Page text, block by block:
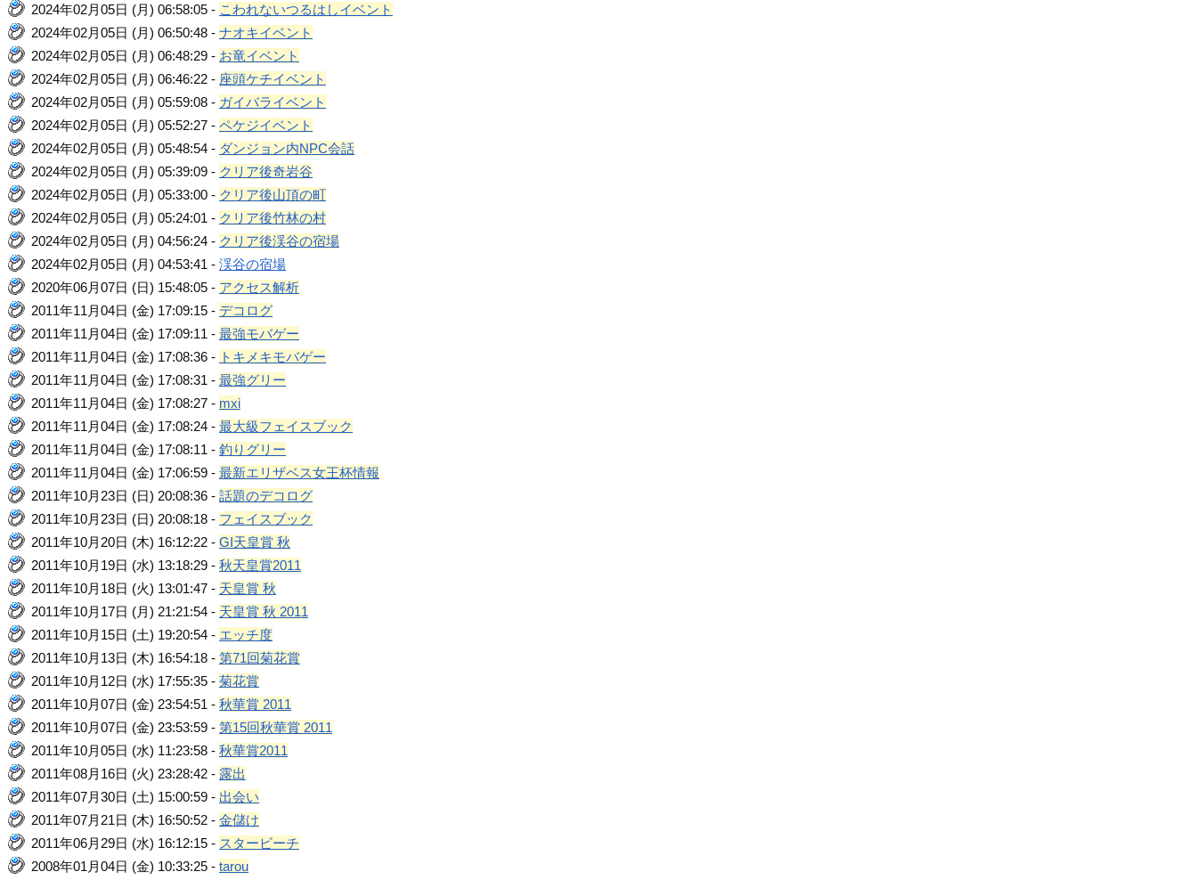
2024年02月05日 (月) 06:58:05 - こわれないつるはしイベント
2024年02月05日 (月) 06:50:48 -ナオキイベント
2024年02月05日 (月) 06:48:29 - お竜イベント
2024年02月05日 (月) 06:46:22 - 座頭ケチイベント
2024年02月05日 (月) 05:59:08 - ガイバライベント
2024年02月05日 (月) 05:52:27 -ペケジイベント
2024年02月05日 (月) 05:48:54 - ダンジョン内NPC会話
2024年02月05日 (月) 05:39:09 - クリア後奇岩谷
2024年02月05日 (月) 05:33:00 - クリア後山頂の町
2024年02月05日 (月) 05:24:01 - クリア後竹林の村
2024年02月05日 (月) 04:56:24 - クリア後渓谷の宿場
2024年02月05日 (月) 04:53:41 -渓谷の宿場
2020年06月07日 (日) 15:48:05 - アクセス解析
2011年11月04日 (金) 17:09:15 - デコログ
2011年11月04日 (金) 17:09:11 -最強モバゲー
2011年11月04日 (金) 17:08:36 - トキメキモバゲー
2011年11月04日 (金) 17:08:31 -最強グリー
2011年11月04日 (金) 17:08:27 - mxi
2011年11月04日 (金) 17:08:24 -最大級フェイスブック
2011年11月04日 (金) 17:08:11 -釣りグリー
2011年11月04日 (金) 17:06:59 -最新エリザベス女王杯情報
2011年10月23日 (日) 20:08:36 -話題のデコログ
2011年10月23日 (日) 20:08:18 - フェイスブック
2011年10月20日 (木) 16:12:22 -GI天皇賞 秋
2011年10月19日 (水) 13:18:29 -秋天皇賞2011
2011年10月18日 (火) 13:01:47 - 天皇賞 秋
2011年10月17日 (月) 21:21:54 - 天皇賞 秋 2011
2011年10月15日 (土) 19:20:54 - エッチ度
2011年10月13日 (木) 16:54:18 -第71回菊花賞
2011年10月12日 (水) 17:55:35 -菊花賞
2011年10月07日 (金) 23:54:51 -秋華賞 2011
2011年10月07日 (金) 23:53:59 -第15回秋華賞 2011
2011年10月05日 (水) 11:23:58 -秋華賞2011
2011年08月16日 (火) 23:28:42 - 露出
2011年07月30日 (土) 15:00:59 - 出会い
2011年07月21日 (木) 16:50:52 -金儲け
2011年06月29日 (水) 16:12:15 - スタービーチ
2008年01月04日 (金) 10:33:25 -tarou